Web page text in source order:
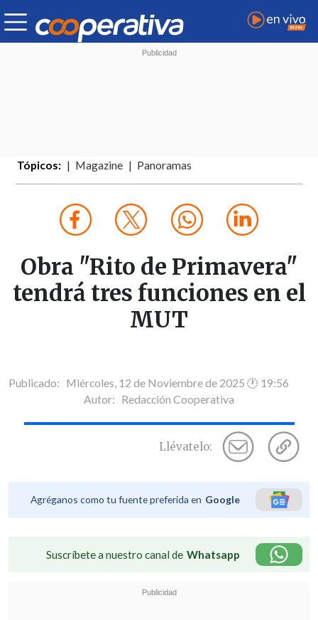
Tópicos: Magazine Panoramas
Obra "Rito de Primavera"
tendrá tres funciones en el
MUT
Publicado: Miércoles, 12 de Noviembre de 2025 🕐 19:56
Autor: Redacción Cooperativa
Llévatelo:
Agréganos como tu fuente preferida en Google
Suscríbete a nuestro canal de Whatsapp